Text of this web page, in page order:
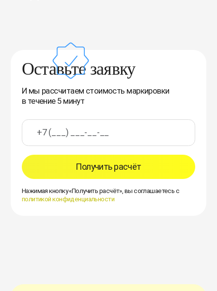
Оставьте заявку
И мы рассчитаем стоимость маркировки
в течение 5 минут
Получить расчёт
Нажимая кнопку «Получить расчёт», вы соглашаетесь с
политикой конфиденциальности